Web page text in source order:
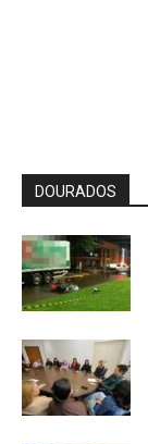
DOURADOS